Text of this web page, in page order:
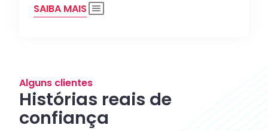
SAIBA MAIS
Alguns clientes
Histórias reais de
confiança